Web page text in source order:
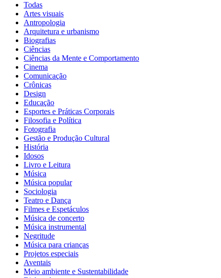
Todas
Artes visuais
Antropologia
Arquitetura e urbanismo
Biografias
Ciências
Ciências da Mente e Comportamento
Cinema
Comunicação
Crônicas
Design
Educação
Esportes e Práticas Corporais
Filosofia e Política
Fotografia
Gestão e Produção Cultural
História
Idosos
Livro e Leitura
Música
Música popular
Sociologia
Teatro e Dança
Filmes e Espetáculos
Música de concerto
Música instrumental
Negritude
Música para crianças
Projetos especiais
Aventais
Meio ambiente e Sustentabilidade